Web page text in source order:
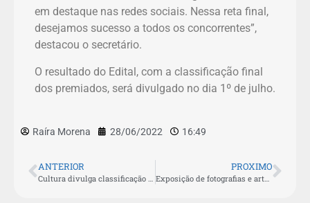
em destaque nas redes sociais. Nessa reta final,
desejamos sucesso a todos os concorrentes”,
destacou o secretário.
O resultado do Edital, com a classificação final
dos premiados, será divulgado no dia 1º de julho.
Raíra Morena 28/06/2022 16:49
ANTERIOR PROXIMO
Exposição de fotografias e artefatos históricos termina nesta sexta-feira (1º) em São Pedro da Aldeia